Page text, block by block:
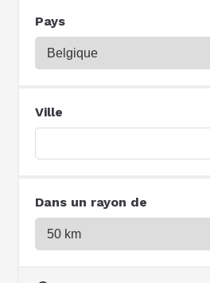
Pays
Ville
Dans un rayon de